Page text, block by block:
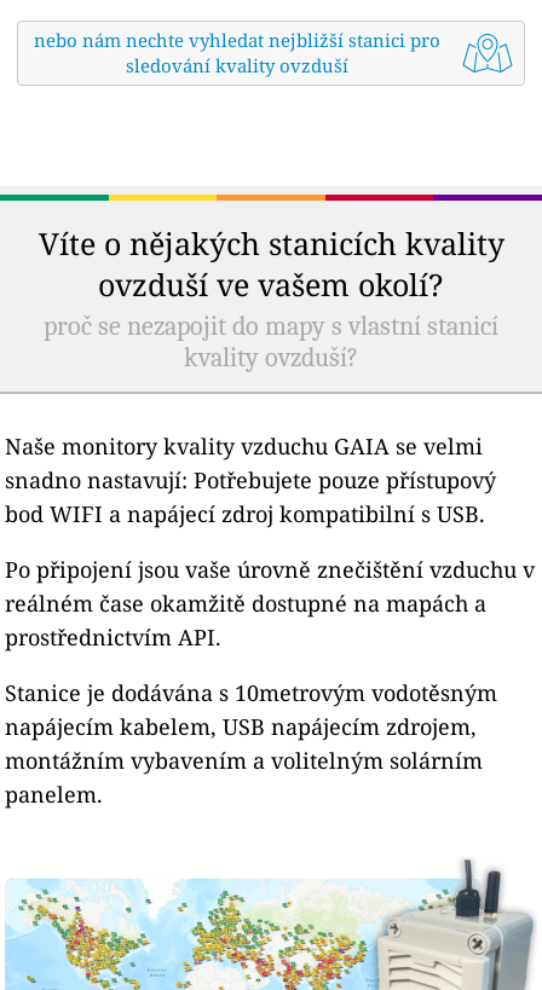
nebo nám nechte vyhledat nejbližší stanici pro
sledování kvality ovzduší
Víte o nějakých stanicích kvality
ovzduší ve vašem okolí?
proč se nezapojit do mapy s vlastní stanicí
kvality ovzduší?
Naše monitory kvality vzduchu GAIA se velmi
snadno nastavují: Potřebujete pouze přístupový
bod WIFI a napájecí zdroj kompatibilní s USB.
Po připojení jsou vaše úrovně znečištění vzduchu v
reálném čase okamžitě dostupné na mapách a
prostřednictvím API.
Stanice je dodávána s 10metrovým vodotěsným
napájecím kabelem, USB napájecím zdrojem,
montážním vybavením a volitelným solárním
panelem.